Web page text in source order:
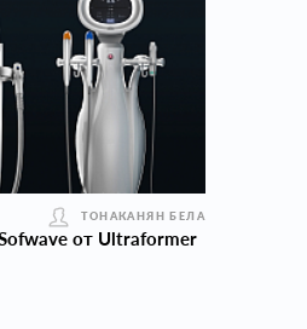
ТОНАКАНЯН БЕЛА
от Ultraformer